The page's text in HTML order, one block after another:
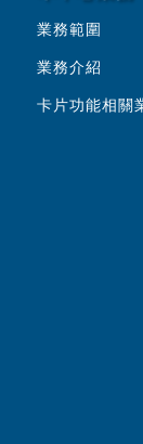
業務範圍
業務介紹
卡片功能相關